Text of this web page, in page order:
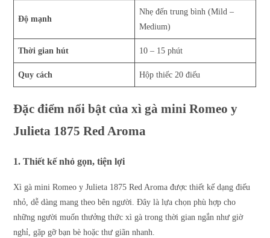
Độ mạnh
Nhẹ đến trung bình (Mild –
Medium)
Thời gian hút 10 – 15 phút
Quy cách Hộp thiếc 20 điếu
Đặc điểm nổi bật của xì gà mini Romeo y
Julieta 1875 Red Aroma
1. Thiết kế nhỏ gọn, tiện lợi
Xì gà mini Romeo y Julieta 1875 Red Aroma được thiết kế dạng điếu
nhỏ, dễ dàng mang theo bên người. Đây là lựa chọn phù hợp cho
những người muốn thưởng thức xì gà trong thời gian ngắn như giờ
nghỉ, gặp gỡ bạn bè hoặc thư giãn nhanh.